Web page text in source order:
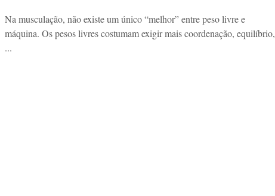
Na musculação, não existe um único “melhor” entre peso livre e
máquina. Os pesos livres costumam exigir mais coordenação, equilíbrio,
...